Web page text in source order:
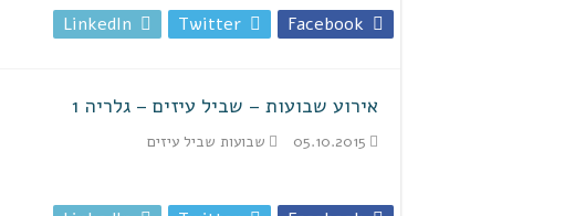
Facebook
Twitter
LinkedIn
אירוע שבועות – שביל עיזים – גלריה 1
05.10.2015 שבועות שביל עיזים